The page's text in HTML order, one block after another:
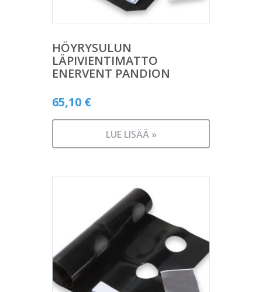
HÖYRYSULUN
LÄPIVIENTIMATTO
ENERVENT PANDION
65,10 €
LUE LISÄÄ »